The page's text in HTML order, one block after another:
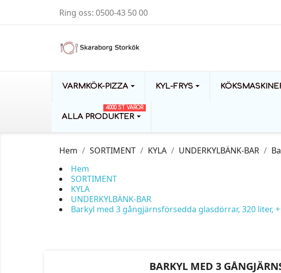
Ring oss: 0500-43 50 00
VARMKÖK-PIZZA KYL-FRYS
ALLA PRODUKTER
4000 ST VAROR
Hem SORTIMENT KYLA UNDERKYLBÄNK-BAR
Hem
SORTIMENT
KYLA
UNDERKYLBÄNK-BAR
Barkyl med 3 gångjärnsförsedda glasdörrar, 320 liter, +
BARKYL MED 3